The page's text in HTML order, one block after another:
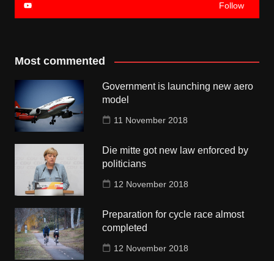
Follow
Most commented
Government is launching new aero
model
11 November 2018
Die mitte got new law enforced by
politicians
12 November 2018
Preparation for cycle race almost
completed
12 November 2018